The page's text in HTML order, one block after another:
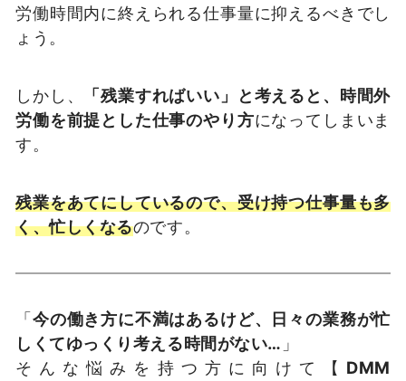
労働時間内に終えられる仕事量に抑えるべきでし
ょう。
しかし、
「残業すればいい」と考えると、時間外
労働を前提とした仕事のやり方になってしまいま
す。
残業をあてにしているので、受け持つ仕事量も多
く、忙しくなるのです。
「今の働き方に不満はあるけど、日々の業務が忙
しくてゆっくり考える時間がない… 」
そんな悩みを持つ方に向けて【 DMM